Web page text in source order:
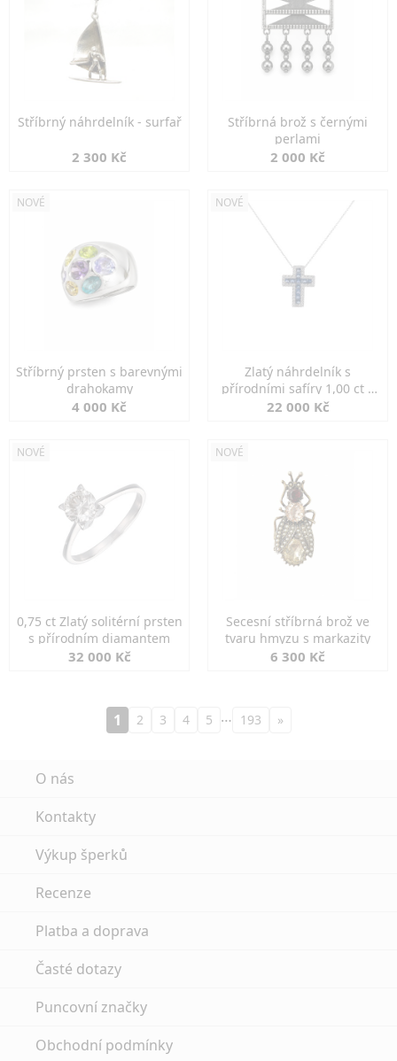
Stříbrný náhrdelník - surfař
2 300 Kč
Stříbrná brož s černými
perlami
2 000 Kč
NOVÉ
Stříbrný prsten s barevnými
drahokamy
4 000 Kč
NOVÉ
Zlatý náhrdelník s
přírodními safíry 1,00 ct a
diamanty
22 000 Kč
NOVÉ
0,75 ct Zlatý solitérní prsten
s přírodním diamantem
32 000 Kč
NOVÉ
Secesní stříbrná brož ve
tvaru hmyzu s markazity
6 300 Kč
1 2 3 4 5 … 193 »
O nás
Kontakty
Výkup šperků
Recenze
Platba a doprava
Časté dotazy
Puncovní značky
Obchodní podmínky